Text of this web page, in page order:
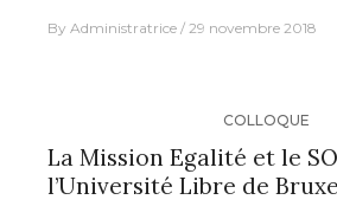
By Administratrice 29 novembre 2018
COLLOQUE
La Mission Egalité et le
l’Université Libre de